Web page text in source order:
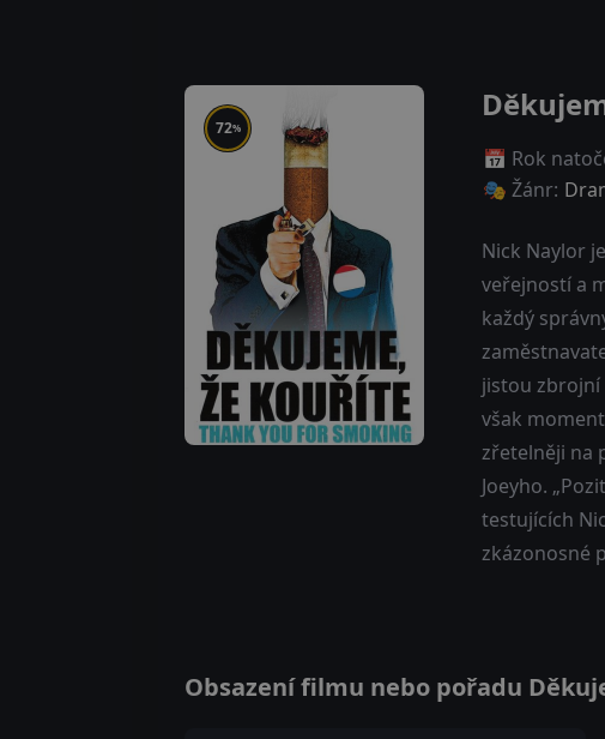
72%
📅 Rok
🎭 Žánr:
Nick Naylor
veřejností a
každý
jistou zbrojní
však
zřetelněji na
Joeyho.
testujících
zkázonosné
Obsazení filmu nebo pořadu